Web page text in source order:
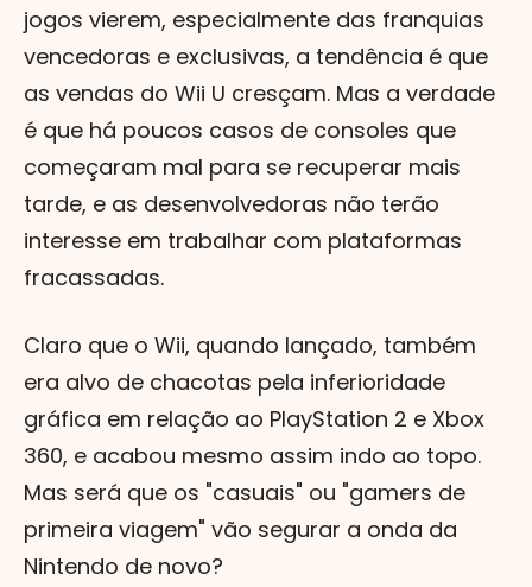
jogos vierem, especialmente das franquias
vencedoras e exclusivas, a tendência é que
as vendas do Wii U cresçam. Mas a verdade
é que há poucos casos de consoles que
começaram mal para se recuperar mais
tarde, e as desenvolvedoras não terão
interesse em trabalhar com plataformas
fracassadas.
Claro que o Wii, quando lançado, também
era alvo de chacotas pela inferioridade
gráfica em relação ao PlayStation 2 e Xbox
360, e acabou mesmo assim indo ao topo.
Mas será que os "casuais" ou "gamers de
primeira viagem" vão segurar a onda da
Nintendo de novo?